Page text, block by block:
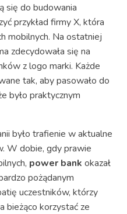
się do budowania
przykład firmy X, która
mobilnych. Na ostatniej
zdecydowała się na
z logo marki. Każde
tak, aby pasowało do
było praktycznym
było trafienie w aktualne
W dobie, gdy prawie
power bank okazał
pożądanym
uczestników, którzy
bieżąco korzystać ze